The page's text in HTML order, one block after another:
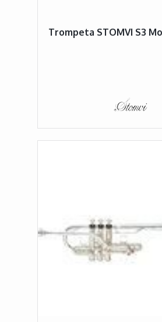
Trompeta STOMVI S3